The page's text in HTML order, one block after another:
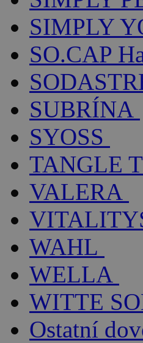
SIMPLY
SO.CAP
SUBRÍNA
SYOSS
TANGLE
VALERA
WAHL
WELLA
WITTE
Ostatní